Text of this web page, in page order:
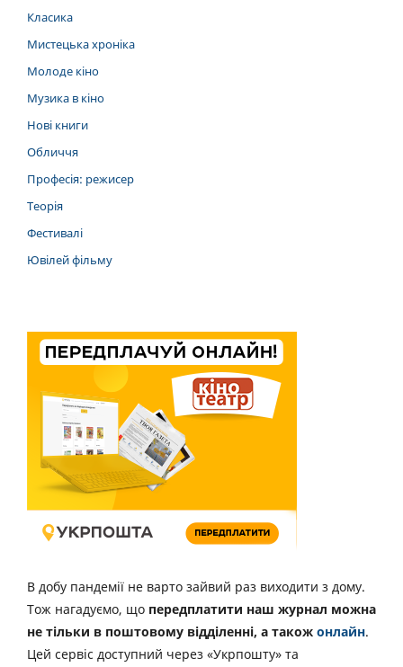
Класика
Мистецька хроніка
Молоде кіно
Музика в кіно
Нові книги
Обличчя
Професія: режисер
Теорія
Фестивалі
Ювілей фільму
В добу пандемії не варто зайвий раз виходити з дому.
Тож нагадуємо, що передплатити наш журнал можна
не тільки в поштовому відділенні, а також онлайн.
Цей сервіс доступний через «Укрпошту» та